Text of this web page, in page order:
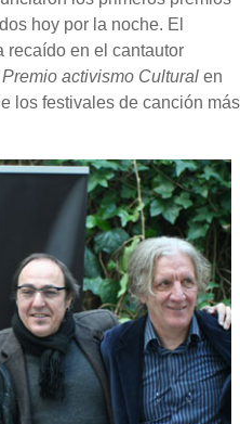
hoy por la noche. El
recaído en el cantautor
Premio activismo Cultural en
los festivales de canción más